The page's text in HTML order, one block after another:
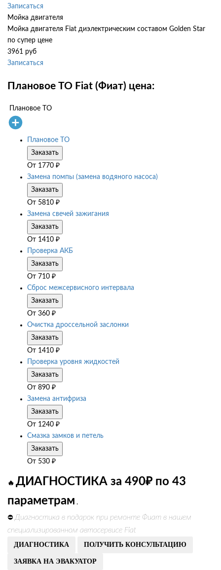
Записаться
Мойка двигателя
Мойка двигателя Fiat диэлектрическим составом Golden Star
по супер цене
3961 руб
Записаться
Плановое ТО Fiat (Фиат) цена:
Плановое ТО
Плановое ТО
Заказать
От 1770 ₽
Замена помпы (замена водяного насоса)
Заказать
От 5810 ₽
Замена свечей зажигания
Заказать
От 1410 ₽
Проверка АКБ
Заказать
От 710 ₽
Сброс межсервисного интервала
Заказать
От 360 ₽
Очистка дроссельной заслонки
Заказать
От 1410 ₽
Проверка уровня жидкостей
Заказать
От 890 ₽
Замена антифриза
Заказать
От 1240 ₽
Смазка замков и петель
Заказать
От 530 ₽
🔥 ДИАГНОСТИКА за 490₽ по 43
параметрам .
⛔ Диагностика в подарок при ремонте Фиат в нашем
специализированном автосервисе Fiat
ДИАГНОСТИКА ПОЛУЧИТЬ КОНСУЛЬТАЦИЮ
ЗАЯВКА НА ЭВАКУАТОР